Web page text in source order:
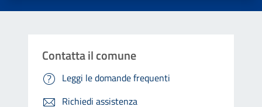
Contatta il comune
Leggi le domande frequenti
Richiedi assistenza